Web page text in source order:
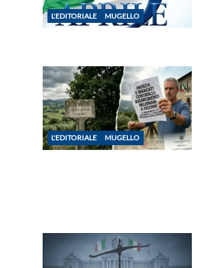
L'EDITORIALE MUGELLO
L'EDITORIALE MUGELLO